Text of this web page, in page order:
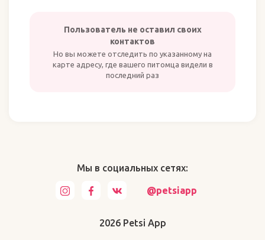
Пользователь не оставил своих
контактов
Но вы можете отследить по указанному на
карте адресу, где вашего питомца видели в
последний раз
Мы в социальных сетях:
@petsiapp
2026 Petsi App